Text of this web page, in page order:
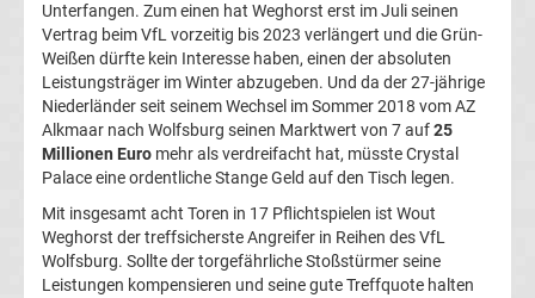
Europa
Conference
League
Premier
League
Unterfangen. Zum einen hat Weghorst erst im Juli seinen
Vertrag beim VfL vorzeitig bis 2023 verlängert und die Grün-
Weißen dürfte kein Interesse haben, einen der absoluten
Leistungsträger im Winter abzugeben. Und da der 27-jährige
Niederländer seit seinem Wechsel im Sommer 2018 vom AZ
Alkmaar nach Wolfsburg seinen Marktwert von 7 auf25
Millionen Euro mehr als verdreifacht hat, müsste Crystal
Palace eine ordentliche Stange Geld auf den Tisch legen.
Mit insgesamt acht Toren in 17 Pflichtspielen ist Wout
Weghorst der treffsicherste Angreifer in Reihen des VfL
Wolfsburg. Sollte der torgefährliche Stoßstürmer seine
Leistungen kompensieren und seine gute Treffquote halten